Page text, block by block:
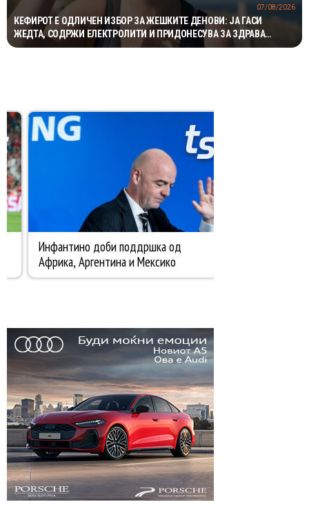
КЕФИРОТ Е ОДЛИЧЕН ИЗБОР ЗА ЖЕШКИТЕ ДЕНОВИ: ЈА ГАСИ
ЖЕДТА, СОДРЖИ ЕЛЕКТРОЛИТИ И ПРИДОНЕСУВА ЗА ЗДРАВА
ДИГЕСТИЈА
07/08/2026